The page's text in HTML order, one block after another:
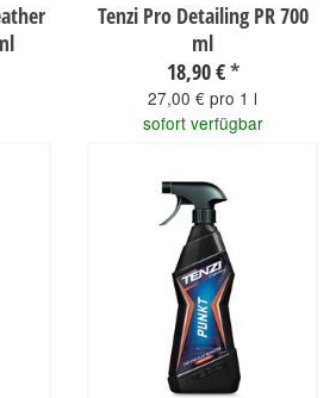
Tenzi Pro Detailing PR 700
ml
18,90 €*
27,00 € pro 1 l
sofort verfügbar